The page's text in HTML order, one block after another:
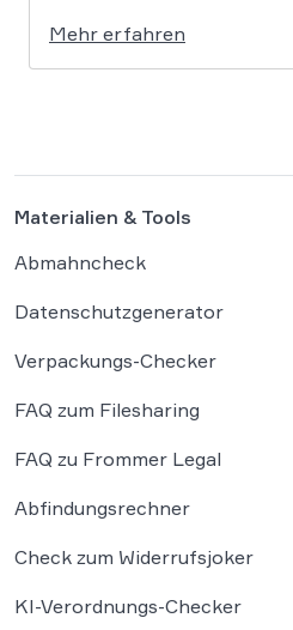
KI-gestützte Umgestaltung
die individuellen kreativen
Mehr erfahren
Materialien & Tools
Abmahncheck
Datenschutzgenerator
Verpackungs-Checker
FAQ zum Filesharing
FAQ zu Frommer Legal
Abfindungsrechner
Check zum Widerrufsjoker
KI-Verordnungs-Checker